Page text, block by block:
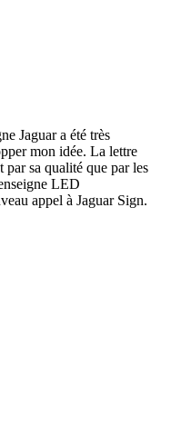
Jaguar a été très
mon idée. La lettre
par sa qualité que par les
LED
appel à Jaguar Sign.